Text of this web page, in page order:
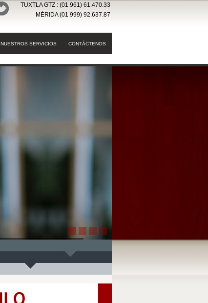
TUXTLA GTZ : (01 961) 61.470.33
MÉRIDA (01 999) 92.637.87
NUESTROS SERVICIOS CONTÁCTENOS